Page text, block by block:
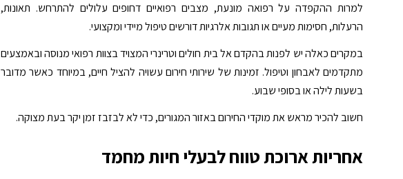
למרות ההקפדה על רפואה מונעת, מצבים רפואיים דחופים עלולים להתרחש. תאונות,
הרעלות, חסימות מעיים או תגובות אלרגיות דורשים טיפול מיידי ומקצועי.
במקרים כאלה יש לפנות בהקדם אל בית חולים וטרינרי המצויד בצוות רפואי מנוסה ובאמצעים
מתקדמים לאבחון וטיפול. זמינות של שירותי חירום עשויה להציל חיים, במיוחד כאשר מדובר
בשעות לילה או בסופי שבוע.
חשוב להכיר מראש את מוקדי החירום באזור המגורים, כדי לא לבזבז זמן יקר בעת מצוקה.
אחריות ארוכת טווח לבעלי חיות מחמד